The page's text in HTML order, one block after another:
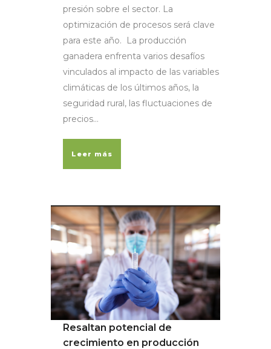
presión sobre el sector. La
optimización de procesos será clave
para este año. La producción
ganadera enfrenta varios desafíos
vinculados al impacto de las variables
climáticas de los últimos años, la
seguridad rural, las fluctuaciones de
precios...
Leer más
Resaltan potencial de
crecimiento en producción